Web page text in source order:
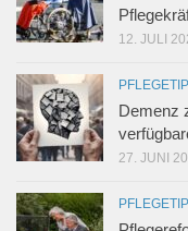
12. JULI
Demenz
27. JUNI